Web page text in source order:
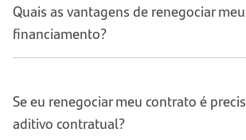
Quais as vantagens de renegociar meu
financiamento?
Se eu renegociar meu contrato é
aditivo contratual?